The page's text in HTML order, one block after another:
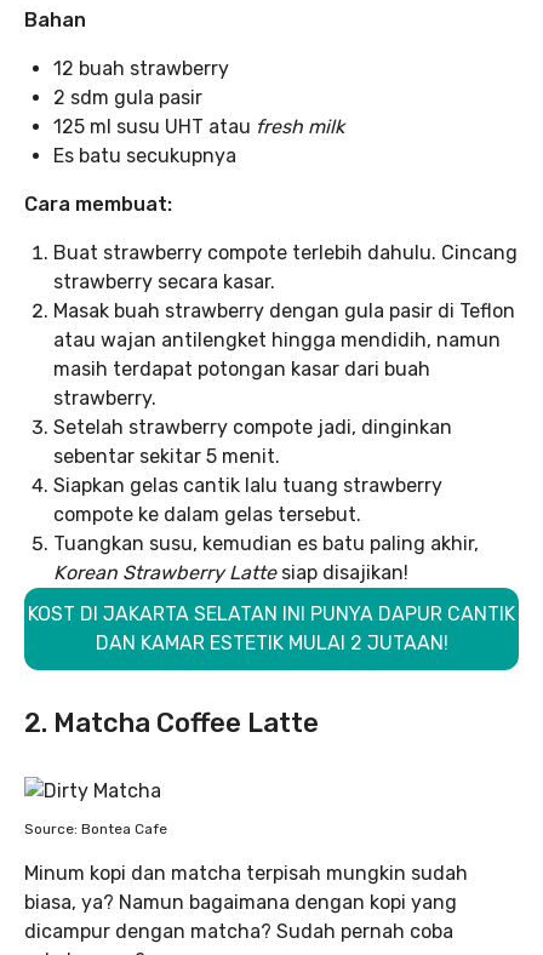
Bahan
12 buah strawberry
2 sdm gula pasir
125 ml susu UHT atau fresh milk
Es batu secukupnya
Cara membuat:
Buat strawberry compote terlebih dahulu. Cincang
strawberry secara kasar.
Masak buah strawberry dengan gula pasir di Teflon
atau wajan antilengket hingga mendidih, namun
masih terdapat potongan kasar dari buah
strawberry.
Setelah strawberry compote jadi, dinginkan
sebentar sekitar 5 menit.
Siapkan gelas cantik lalu tuang strawberry
compote ke dalam gelas tersebut.
Tuangkan susu, kemudian es batu paling akhir,
Korean Strawberry Lattesiap disajikan!
KOST DI JAKARTA SELATAN INI PUNYA DAPUR CANTIK
DAN KAMAR ESTETIK MULAI 2 JUTAAN!
2. Matcha Coffee Latte
Source: Bontea Cafe
Minum kopi dan matcha terpisah mungkin sudah
biasa, ya? Namun bagaimana dengan kopi yang
dicampur dengan matcha? Sudah pernah coba